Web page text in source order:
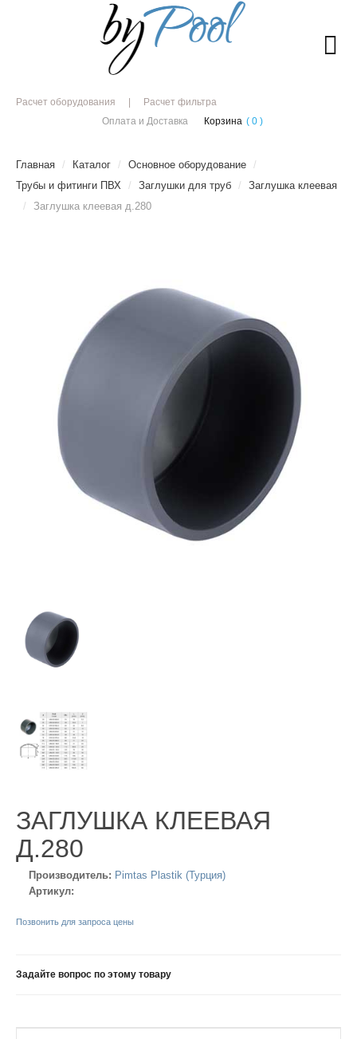
Расчет оборудования
Расчет фильтра
Оплата и Доставка
Корзина ( 0 )
Главная / Каталог / Основное оборудование /
Трубы и фитинги ПВХ / Заглушки для труб /
Заглушка клеевая
/
Заглушка клеевая д.280
ЗАГЛУШКА КЛЕЕВАЯ
Д.280
Производитель: Pimtas Plastik (Турция)
Артикул:
Позвонить для запроса цены
Задайте вопрос по этому товару